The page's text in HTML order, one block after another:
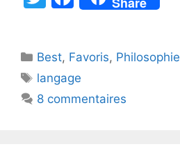
er
a
e
b
o
Catégories
Best, Favoris, Philosophie
Étiquettes
langage
8 commentaires